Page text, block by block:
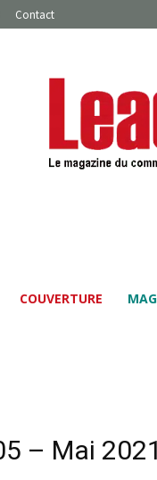
Contact
COUVERTURE
– Mai 2021